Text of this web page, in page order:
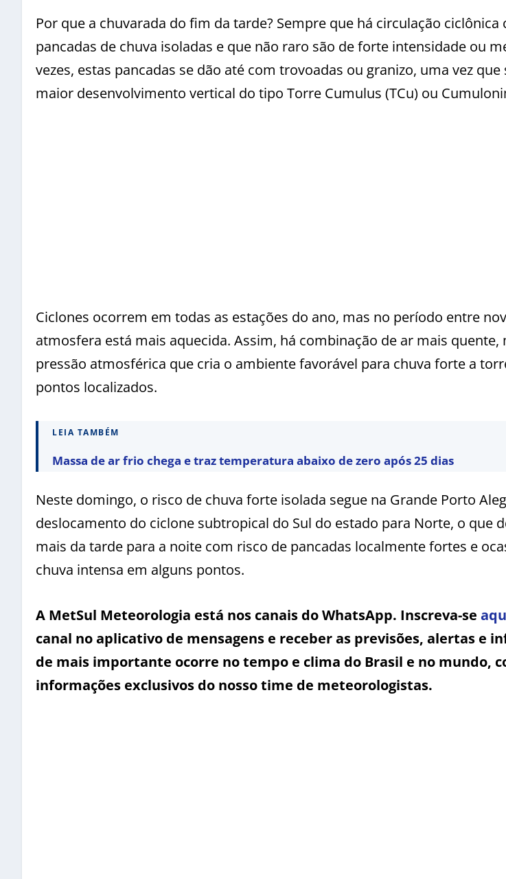
Por que a chuvarada do fim da tarde? Sempre que há circulação
pancadas de chuva isoladas e que não raro são de forte intensidade ou
vezes, estas pancadas se dão até com trovoadas ou granizo, uma vez
maior desenvolvimento vertical do tipo Torre Cumulus (TCu) ou
Ciclones ocorrem em todas as estações do ano, mas no período entre
atmosfera está mais aquecida. Assim, há combinação de ar mais
pressão atmosférica que cria o ambiente favorável para chuva forte a
pontos localizados.
LEIA TAMBÉM
Massa de ar frio chega e traz temperatura abaixo de zero após 25 dias
Neste domingo, o risco de chuva forte isolada segue na Grande Porto
deslocamento do ciclone subtropical do Sul do estado para Norte, o que
mais da tarde para a noite com risco de pancadas localmente fortes e
chuva intensa em alguns pontos.
A MetSul Meteorologia está nos canais do WhatsApp. Inscreva-se
canal no aplicativo de mensagens e receber as previsões, alertas e
de mais importante ocorre no tempo e clima do Brasil e no mundo,
informações exclusivos do nosso time de meteorologistas.